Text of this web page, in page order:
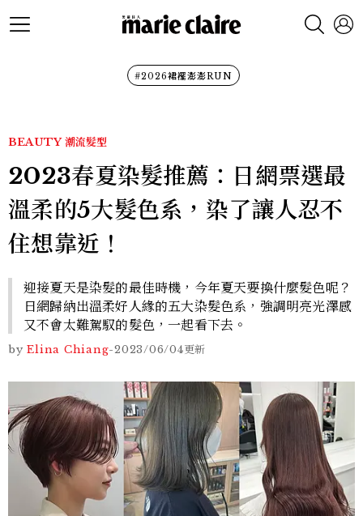
#2026裙襬澎澎RUN
BEAUTY 潮流髮型
2023春夏染髮推薦：日網票選最
溫柔的5大髮色系，染了讓人忍不
住想靠近！
迎接夏天是染髮的最佳時機，今年夏天要換什麼髮色呢？
日網歸納出溫柔好人緣的五大染髮色系，強調明亮光澤感
又不會太難駕馭的髮色，一起看下去。
by Elina Chiang-2023/06/04更新